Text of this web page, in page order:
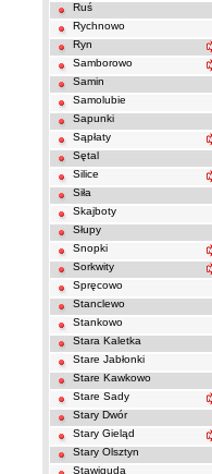
Ruś
Rychnowo
Ryn
Samborowo
Samin
Samolubie
Sapunki
Sąpłaty
Sętal
Silice
Siła
Skajboty
Słupy
Snopki
Sorkwity
Spręcowo
Stanclewo
Stankowo
Stara Kaletka
Stare Jabłonki
Stare Kawkowo
Stare Sady
Stary Dwór
Stary Gieląd
Stary Olsztyn
Stawiguda